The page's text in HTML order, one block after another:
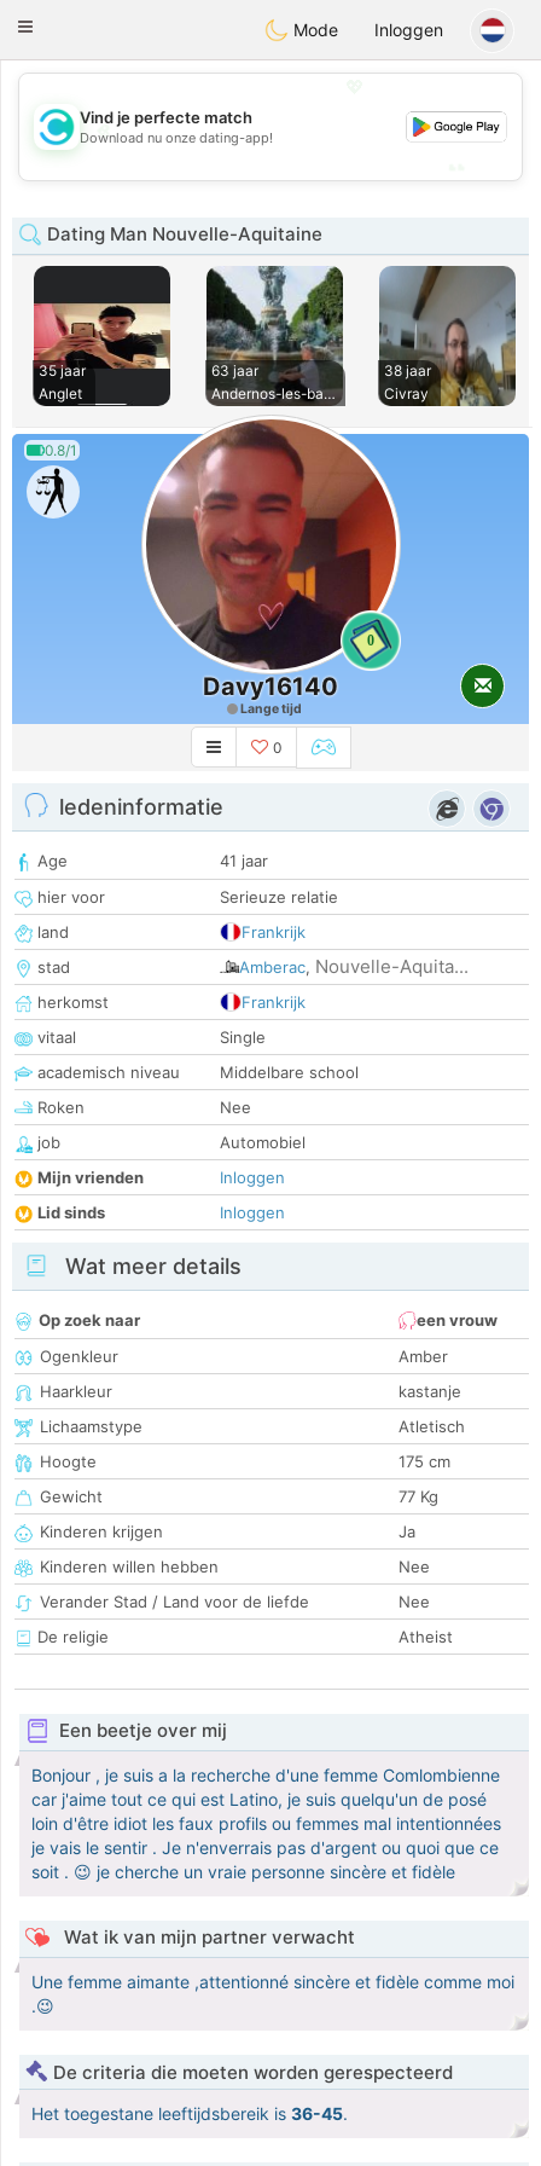
olombiaCitas
Toggle
Mode Inloggen
💖
💕
Vind je perfecte match
Download nu onze dating-app!
Dating Man Nouvelle-Aquitaine
35 jaar
Anglet
63 jaar
Andernos-les-bains
38 jaar
Civray
0.8/1
0
Davy16140
Lange tijd
0
ledeninformatie
Age
41 jaar
hier voor
Serieuze relatie
land
Frankrijk
stad
Amberac, Nouvelle-Aquita...
herkomst
Frankrijk
vitaal
Single
academisch niveau
Middelbare school
Roken
Nee
job
Automobiel
Mijn vrienden
Inloggen
Lid sinds
Inloggen
Wat meer details
Op zoek naar
een vrouw
Ogenkleur
Amber
Haarkleur
kastanje
Lichaamstype
Atletisch
Hoogte
175 cm
Gewicht
77 Kg
Kinderen krijgen
Ja
Kinderen willen hebben
Nee
Verander Stad / Land voor de liefde
Nee
De religie
Atheist
Een beetje over mij
Bonjour , je suis a la recherche d'une femme Comlombienne
car j'aime tout ce qui est Latino, je suis quelqu'un de posé
loin d'être idiot les faux profils ou femmes mal intentionnées
je vais le sentir . Je n'enverrais pas d'argent ou quoi que ce
soit . 😉 je cherche un vraie personne sincère et fidèle
Wat ik van mijn partner verwacht
Une femme aimante ,attentionné sincère et fidèle comme moi
.😉
De criteria die moeten worden gerespecteerd
Het toegestane leeftijdsbereik is 36-45.